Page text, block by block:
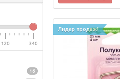
120 340
16
Лидер продаж!